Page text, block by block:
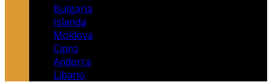
Bulgaria
Islanda
Moldova
Cipro
Andorra
Libano